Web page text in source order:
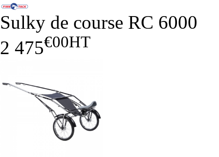
Sulky de course RC 6000
2 475€00HT